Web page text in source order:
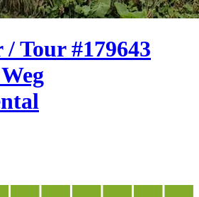
Tour #179643